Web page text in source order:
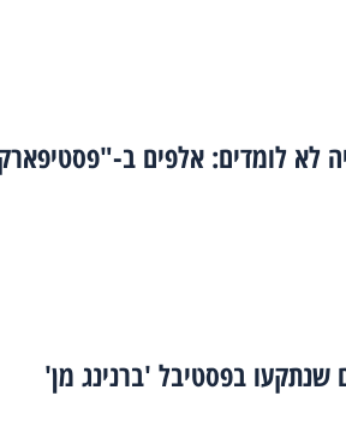
לא לומדים: אלפים ב-
בפסטיבל 'ברנינג מן'